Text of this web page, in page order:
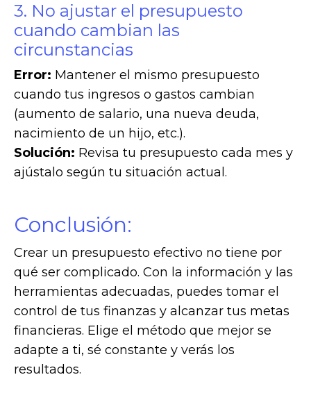
3. No ajustar el presupuesto
cuando cambian las
circunstancias
Error: Mantener el mismo presupuesto
cuando tus ingresos o gastos cambian
(aumento de salario, una nueva deuda,
nacimiento de un hijo, etc.).
Solución: Revisa tu presupuesto cada mes y
ajústalo según tu situación actual.
Conclusión:
Crear un presupuesto efectivo no tiene por
qué ser complicado. Con la información y las
herramientas adecuadas, puedes tomar el
control de tus finanzas y alcanzar tus metas
financieras. Elige el método que mejor se
adapte a ti, sé constante y verás los
resultados.